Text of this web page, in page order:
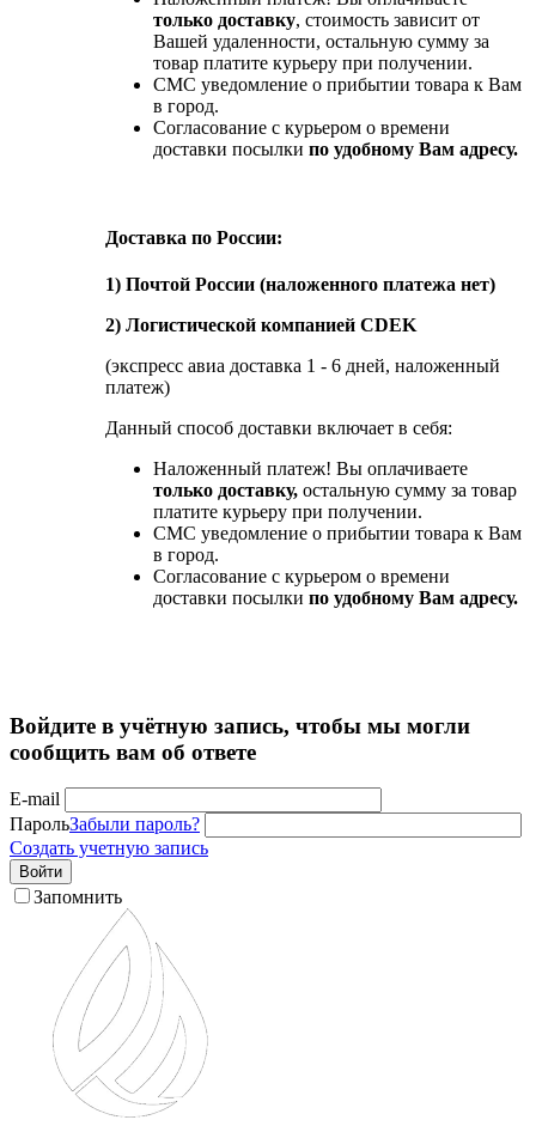
только доставку, стоимость зависит от
Вашей удаленности, остальную сумму за
товар платите курьеру при получении.
СМС уведомление о прибытии товара к Вам
в город.
Согласование с курьером о времени
доставки посылки по удобному Вам адресу.
Доставка по России:
1) Почтой России (наложенного платежа нет)
2) Логистической компанией CDEK
(экспресс авиа доставка 1 - 6 дней, наложенный
платеж)
Данный способ доставки включает в себя:
Наложенный платеж! Вы оплачиваете
только доставку, остальную сумму за товар
платите курьеру при получении.
СМС уведомление о прибытии товара к Вам
в город.
Согласование с курьером о времени
доставки посылки по удобному Вам адресу.
Войдите в учётную запись, чтобы мы могли
сообщить вам об ответе
E-mail
ПарольЗабыли пароль?
Создать учетную запись
Войти
Запомнить